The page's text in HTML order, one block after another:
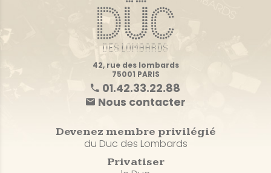
42, rue des lombards
75001 PARIS
01.42.33.22.88
Nous contacter
Devenez membre privilégié
du Duc des Lombards
Privatiser